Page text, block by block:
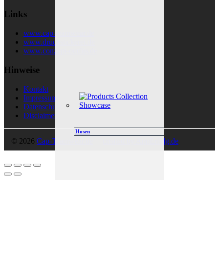
Hosen
Links
www.cap-teamwear.de
www.druckstickerei.de
www.conzept-outfits.de
Hinweise
Kontakt
Impressum
Datenschutz
Disclaimer
© 2026 Cap-Teamwear.de created by AppErfolg.de